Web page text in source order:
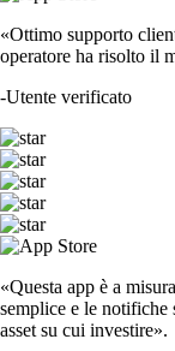
«Ottimo supporto
operatore ha risolto il
-Utente verificato
«Questa app è a
semplice e le notifiche
asset su cui investire».